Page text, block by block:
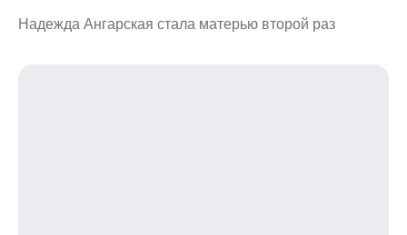
Надежда Ангарская стала матерью второй раз